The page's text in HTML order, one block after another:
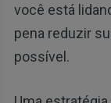
você está
pena reduzir
possível.